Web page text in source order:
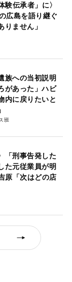
験伝承者」に〉
広島を語り継ぐ
りません」
族への当初説明
があった」ハビ
内に戻りたいと
班
「刑事告発した
た元従業員が明
原「次はどの店